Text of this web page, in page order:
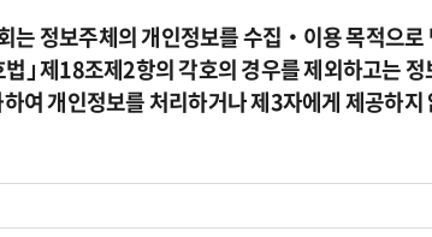
는 정보주체의 개인정보를 수집‧이용 목적으로
｣ 제18조제2항의 각호의 경우를 제외하고는
여 개인정보를 처리하거나 제3자에게 제공하지